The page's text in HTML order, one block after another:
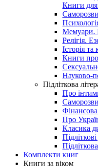
Книги для
Мемуари.
Релігія.
Історія та
Книги про
Науково-
Підліткова
Про
Про
Класика
Комплекти книг
Книги за віком